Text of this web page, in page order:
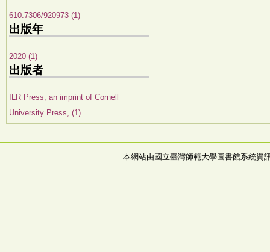
610.7306/920973 (1)
出版年
2020 (1)
出版者
ILR Press, an imprint of Cornell
University Press, (1)
本網站由國立臺灣師範大學圖書館系統資